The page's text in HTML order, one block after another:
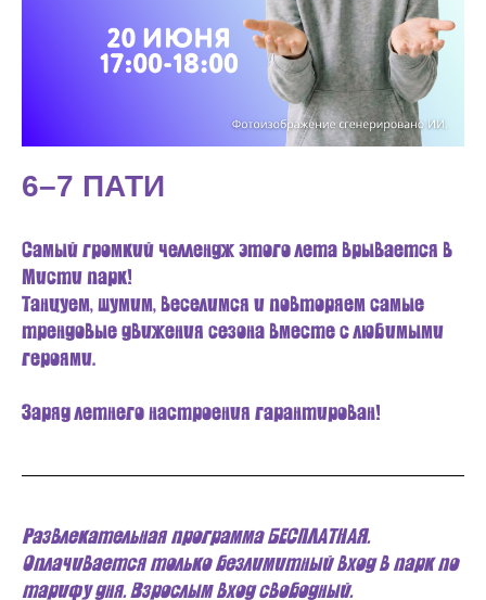
6–7 ПАТИ
Самый громкий челлендж этого лета врывается в
Мисти парк!
Танцуем, шумим, веселимся и повторяем самые
трендовые движения сезона вместе с любимыми
героями.
Заряд летнего настроения гарантирован!
Развлекательная программа БЕСПЛАТНАЯ.
Оплачивается только безлимитный вход в парк по
тарифу дня. Взрослым вход свободный.